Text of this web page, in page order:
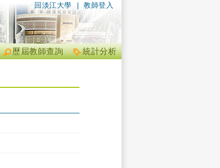
| 教師登入
回淡江大學
統計分析
歷屆教師查詢